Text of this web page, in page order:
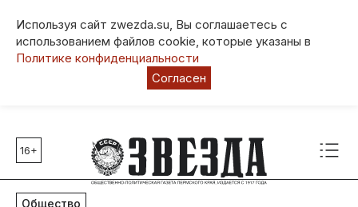
Используя сайт zwezda.su, Вы соглашаетесь с
использованием файлов cookie, которые указаны в
Политике конфиденциальности
Согласен
Главные темы
80 лет Победы
16+
Общество